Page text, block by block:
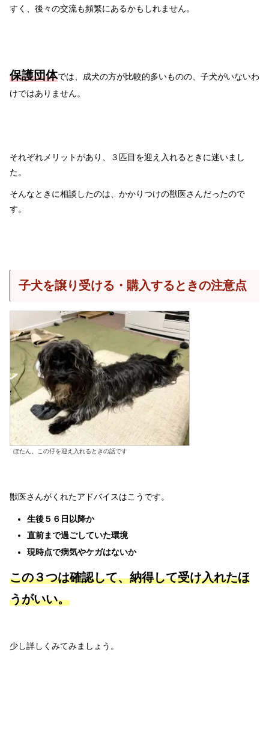
すく、後々の交流も頻繁にあるかもしれません。
保護団体では、成犬の方が比較的多いものの、子犬がいないわ
けではありません。
それぞれメリットがあり、３匹目を迎え入れるときに迷いまし
た。
そんなときに相談したのは、かかりつけの獣医さんだったので
す。
子犬を譲り受ける・購入するときの注意点
ぼたん。この仔を迎え入れるときの話です
獣医さんがくれたアドバイスはこうです。
生後５６日以降か
直前まで過ごしていた環境
現時点で病気やケガはないか
この３つは確認して、納得して受け入れたほ
うがいい。
少し詳しくみてみましょう。